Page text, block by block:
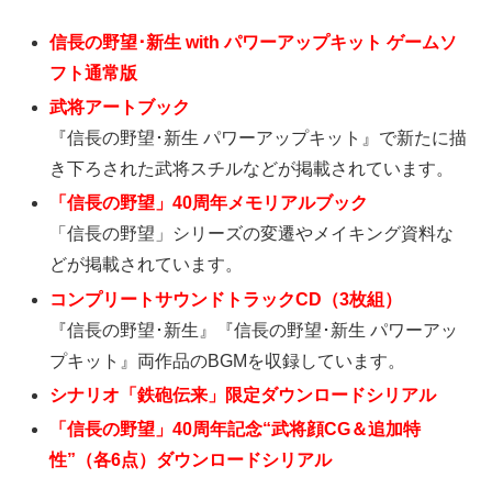
信長の野望･新生 with パワーアップキット ゲームソ
フト通常版
武将アートブック
『信長の野望･新生 パワーアップキット』で新たに描
き下ろされた武将スチルなどが掲載されています。
「信長の野望」40周年メモリアルブック
「信長の野望」シリーズの変遷やメイキング資料な
どが掲載されています。
コンプリートサウンドトラックCD（3枚組）
『信長の野望･新生』『信長の野望･新生 パワーアッ
プキット』両作品のBGMを収録しています。
シナリオ「鉄砲伝来」限定ダウンロードシリアル
「信長の野望」40周年記念“武将顔CG＆追加特
性”（各6点）ダウンロードシリアル